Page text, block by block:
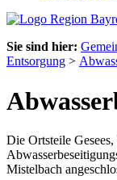
Sie sind hier:
Entsorgung >
Die Ortsteile
Mistelbach